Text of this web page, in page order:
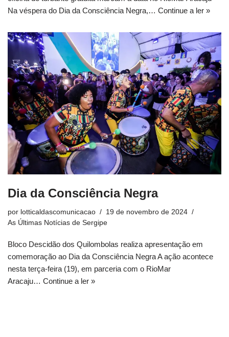
Na véspera do Dia da Consciência Negra,… Continue a ler »
Dia da Consciência Negra
por lotticaldascomunicacao
19 de novembro de 2024
As Últimas Notícias de Sergipe
Bloco Descidão dos Quilombolas realiza apresentação em
comemoração ao Dia da Consciência Negra A ação acontece
nesta terça-feira (19), em parceria com o RioMar
Aracaju… Continue a ler »